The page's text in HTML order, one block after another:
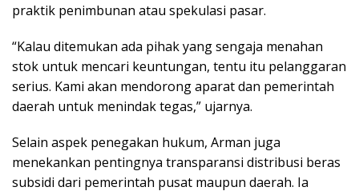
praktik penimbunan atau spekulasi pasar.
“Kalau ditemukan ada pihak yang sengaja menahan
stok untuk mencari keuntungan, tentu itu pelanggaran
serius. Kami akan mendorong aparat dan pemerintah
daerah untuk menindak tegas,” ujarnya.
Selain aspek penegakan hukum, Arman juga
menekankan pentingnya transparansi distribusi beras
subsidi dari pemerintah pusat maupun daerah. Ia